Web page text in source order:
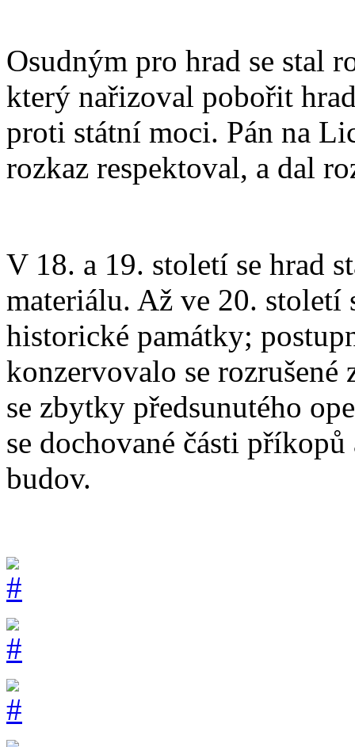
Osudným pro hrad se stal
který nařizoval pobořit
proti státní moci. Pán na
rozkaz respektoval, a dal
V 18. a 19. století se hrad
materiálu. Až ve 20. století
historické památky;
konzervovalo se
se zbytky předsunutého
se dochované části
budov.